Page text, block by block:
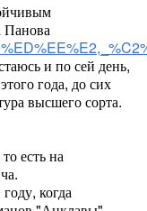
Панова
и по сей день,
года, до сих
высшего сорта.
есть на
когда